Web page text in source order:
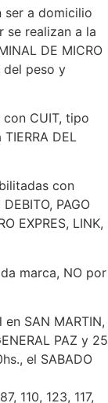
ser a domicilio
se realizan a la
DE MICRO
del peso y
con CUIT, tipo
DEL
con
PAGO
EXPRES, LINK,
marca, NO por
SAN MARTIN,
PAZ y 25
el SABADO
110, 123, 117,